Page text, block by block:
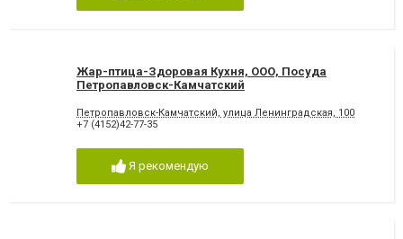
Жар-птица-Здоровая Кухня, ООО, Посуда
Петропавловск-Камчатский
Петропавловск-Камчатский, улица Ленинградская, 100
+7 (4152)42-77-35
Я рекомендую